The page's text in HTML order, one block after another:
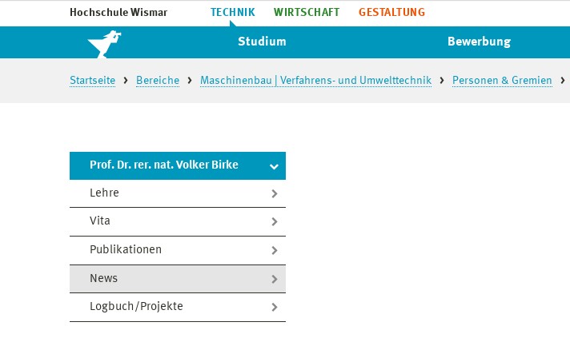
Hochschule Wismar TECHNIK WIRTSCHAFT GESTALTUNG
Studium Bewerbung
Startseite Bereiche Maschinenbau | Verfahrens- und Umwelttechnik Personen & Gremien
Prof. Dr. rer. nat. Volker Birke
Lehre
Vita
Publikationen
News
Logbuch/Projekte